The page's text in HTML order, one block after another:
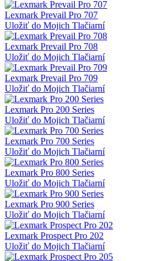
Lexmark Prevail Pro 707
Uložiť do Mojich Tlačiarní
Lexmark Prevail Pro 708
Uložiť do Mojich Tlačiarní
Lexmark Prevail Pro 709
Uložiť do Mojich Tlačiarní
Lexmark Pro 200 Series
Uložiť do Mojich Tlačiarní
Lexmark Pro 700 Series
Uložiť do Mojich Tlačiarní
Lexmark Pro 800 Series
Uložiť do Mojich Tlačiarní
Lexmark Pro 900 Series
Uložiť do Mojich Tlačiarní
Lexmark Prospect Pro 202
Uložiť do Mojich Tlačiarní